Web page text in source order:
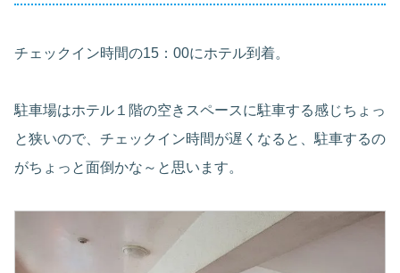
チェックイン時間の15：00にホテル到着。
駐車場はホテル１階の空きスペースに駐車する感じちょっ
と狭いので、チェックイン時間が遅くなると、駐車するの
がちょっと面倒かな～と思います。